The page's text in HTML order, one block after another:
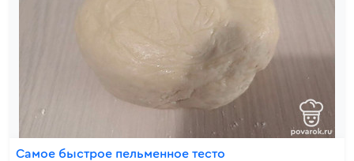
Самое быстрое пельменное тесто